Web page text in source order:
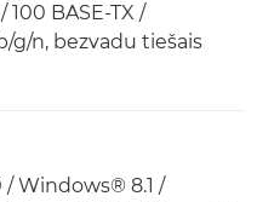
100 BASE-TX /
g/n, bezvadu tiešais
Windows® 8.1 /